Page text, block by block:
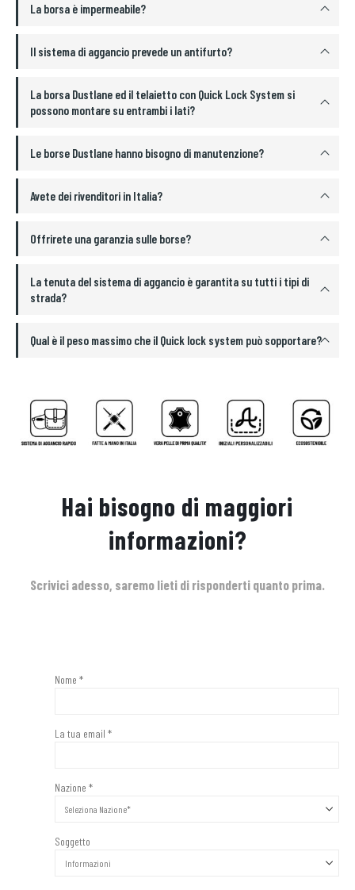
La borsa è impermeabile?
Il sistema di aggancio prevede un antifurto?
La borsa Dustlane ed il telaietto con Quick Lock System si
possono montare su entrambi i lati?
Le borse Dustlane hanno bisogno di manutenzione?
Avete dei rivenditori in Italia?
Offrirete una garanzia sulle borse?
La tenuta del sistema di aggancio è garantita su tutti i tipi di
strada?
Qual è il peso massimo che il Quick lock system può sopportare?
Hai bisogno di maggiori
informazioni?
Scrivici adesso, saremo lieti di risponderti quanto prima.
Nome *
La tua email *
Nazione *
Soggetto